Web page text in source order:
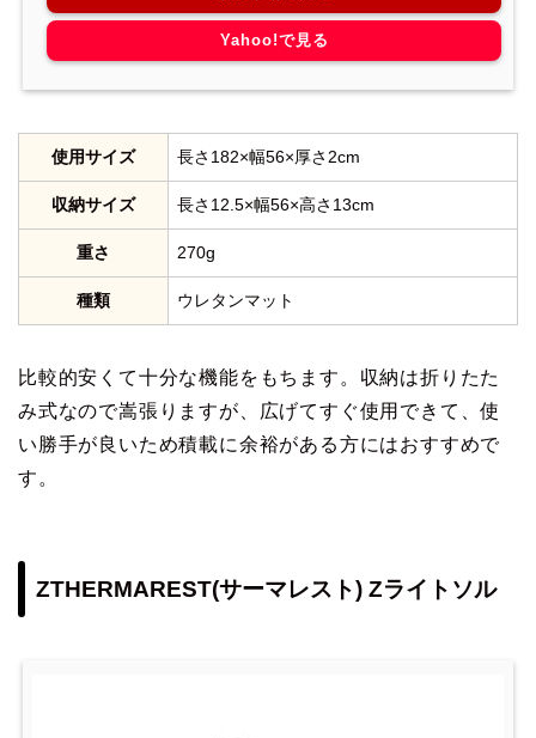
Yahoo!で見る
使用サイズ 長さ182×幅56×厚さ2cm
収納サイズ 長さ12.5×幅56×高さ13cm
重さ 270g
種類 ウレタンマット
比較的安くて十分な機能をもちます。収納は折りたた
み式なので嵩張りますが、広げてすぐ使用できて、使
い勝手が良いため積載に余裕がある方にはおすすめで
す。
ZTHERMAREST(サーマレスト) Zライトソル